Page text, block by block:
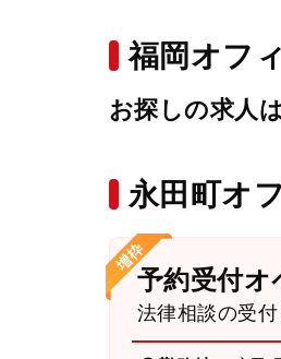
福岡オフ
お探しの求人
永田町オ
予約受付オ
法律相談の受